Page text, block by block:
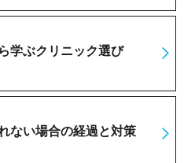
学ぶクリニック選び
ない場合の経過と対策